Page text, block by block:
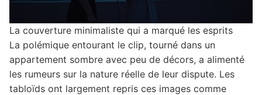
La couverture minimaliste qui a marqué les esprits
La polémique entourant le clip, tourné dans un
appartement sombre avec peu de décors, a alimenté
les rumeurs sur la nature réelle de leur dispute. Les
tabloïds ont largement repris ces images comme